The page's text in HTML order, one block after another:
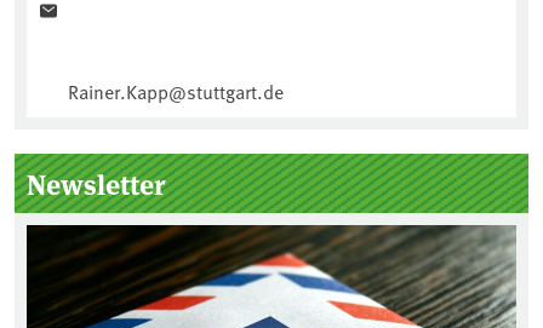
Rainer.Kapp@stuttgart.de
Newsletter